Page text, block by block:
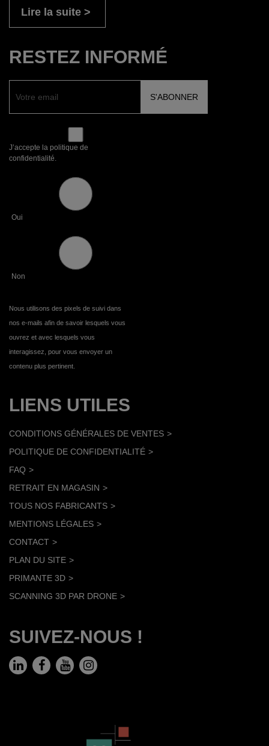
Lire la suite
RESTEZ INFORMÉ
J’accepte la politique de
confidentialité.
Oui
Non
Nous utilisons des pixels de suivi dans
nos e-mails afin de savoir lesquels vous
ouvrez et avec lesquels vous
interagissez, pour vous envoyer un
contenu plus pertinent.
LIENS UTILES
CONDITIONS GÉNÉRALES DE VENTES
POLITIQUE DE CONFIDENTIALITÉ
FAQ
RETRAIT EN MAGASIN
TOUS NOS FABRICANTS
MENTIONS LÉGALES
CONTACT
PLAN DU SITE
PRIMANTE 3D
SCANNING 3D PAR DRONE
SUIVEZ-NOUS !